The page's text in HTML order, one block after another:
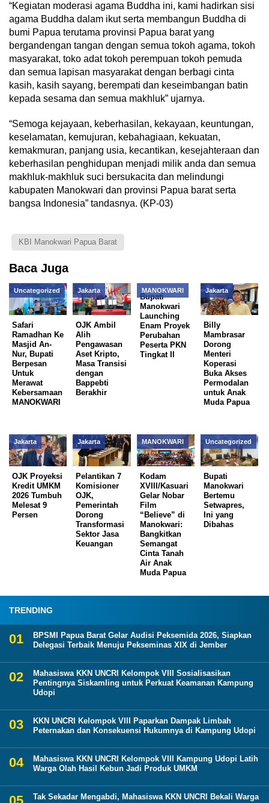
“Kegiatan moderasi agama Buddha ini, kami hadirkan sisi
agama Buddha dalam ikut serta membangun Buddha di
bumi Papua terutama provinsi Papua barat yang
bergandengan tangan dengan semua tokoh agama, tokoh
masyarakat, toko adat tokoh perempuan tokoh pemuda
dan semua lapisan masyarakat dengan berbagi cinta
kasih, kasih sayang, berempati dan keseimbangan batin
kepada sesama dan semua makhluk” ujarnya.
“Semoga kejayaan, keberhasilan, kekayaan, keuntungan,
keselamatan, kemujuran, kebahagiaan, kekuatan,
kemakmuran, panjang usia, kecantikan, kesejahteraan dan
keberhasilan penghidupan menjadi milik anda dan semua
makhluk-makhluk suci bersukacita dan melindungi
kabupaten Manokwari dan provinsi Papua barat serta
bangsa Indonesia” tandasnya. (KP-03)
KBI Manokwari Papua Barat
Baca Juga
Uncategorized
Safari
Ramadhan Ke
Masjid An-
Nur, Bupati
Berpesan
Untuk
Merawat
Kebersamaan
MANOKWARI
Jakarta
OJK Ambil
Alih
Pengawasan
Aset Kripto,
Masa Transisi
dengan
Bappebti
Berakhir
MANOKWARI
Bupati
Manokwari
Launching
Enam Proyek
Perubahan
Peserta PKN
Tingkat II
Jakarta
Billy
Mambrasar
Dorong
Menteri
Koperasi
Buka Akses
Permodalan
untuk Anak
Muda Papua
Jakarta
OJK Proyeksi
Kredit UMKM
2026 Tumbuh
Melesat 9
Persen
Jakarta
Pelantikan 7
Komisioner
OJK,
Pemerintah
Dorong
Transformasi
Sektor Jasa
Keuangan
MANOKWARI
Kodam
XVIII/Kasuari
Gelar Nobar
Film
“Believe” di
Manokwari:
Bangkitkan
Semangat
Cinta Tanah
Air Anak
Muda Papua
Uncategorized
Bupati
Manokwari
Bertemu
Setwapres,
Ini yang
Dibahas
TRENDING
BPSMI Papua Barat Gelar Audisi Peksemida 2026, Siapkan
Delegasi Terbaik Menuju Pekseminas XIX di Jember
Mahasiswa KKN UNCRI Kelompok VIII Sosialisasikan
Pentingnya Siskamling untuk Perkuat Keamanan Kampung
Udopi
KKN UNCRI Kelompok VIII Paparkan Dampak Limbah
Peternakan dan Konsekuensi Hukumnya di Kampung Udopi
Mahasiswa KKN UNCRI Kelompok VIII Kampung Udopi Latih
Warga Olah Hasil Kebun Jadi Produk UMKM
Tak Sekadar Mengabdi, Mahasiswa KKN UNCRI Bekali Warga